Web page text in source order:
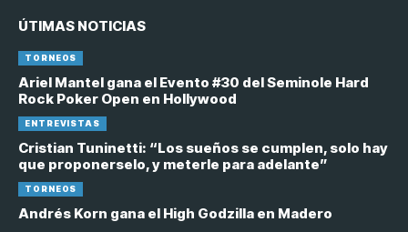
ÚTIMAS NOTICIAS
TORNEOS
Ariel Mantel gana el Evento #30 del Seminole Hard
Rock Poker Open en Hollywood
ENTREVISTAS
Cristian Tuninetti: “Los sueños se cumplen, solo hay
que proponerselo, y meterle para adelante”
TORNEOS
Andrés Korn gana el High Godzilla en Madero